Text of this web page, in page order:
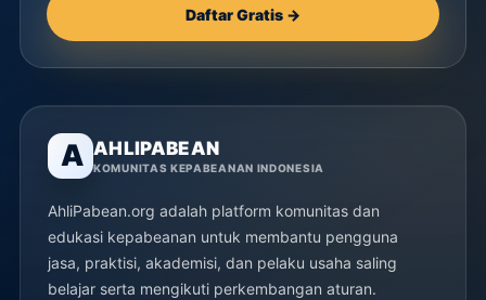
Daftar Gratis →
A AHLIPABEAN
KOMUNITAS KEPABEANAN INDONESIA
AhliPabean.org adalah platform komunitas dan
edukasi kepabeanan untuk membantu pengguna
jasa, praktisi, akademisi, dan pelaku usaha saling
belajar serta mengikuti perkembangan aturan.